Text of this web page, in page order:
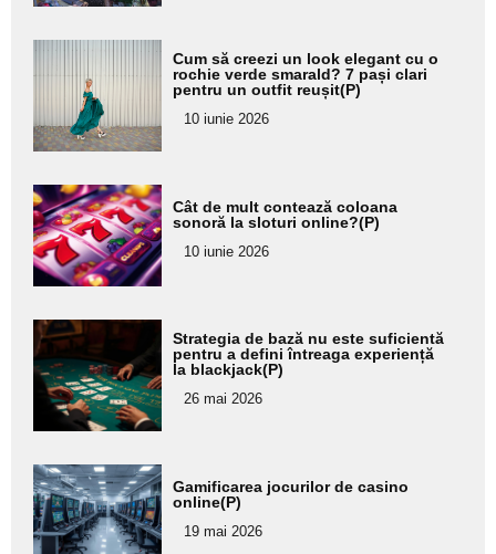
Adaugă
aici textul
pentru
subtitlu
Cum să creezi un look elegant cu o
rochie verde smarald? 7 pași clari
pentru un outfit reușit(P)
10 iunie 2026
Adaugă
aici textul
pentru
subtitlu
Cât de mult contează coloana
sonoră la sloturi online?(P)
10 iunie 2026
Adaugă
aici textul
pentru
subtitlu
Strategia de bază nu este suficientă
pentru a defini întreaga experiență
la blackjack(P)
26 mai 2026
Adaugă
aici textul
pentru
Gamificarea jocurilor de casino
online(P)
19 mai 2026